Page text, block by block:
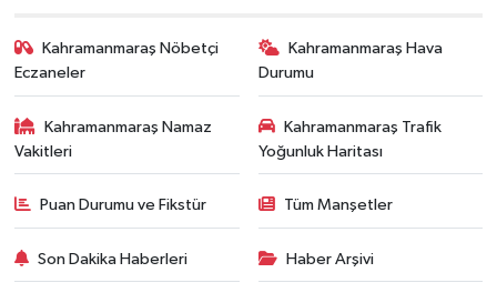
Kahramanmaraş Nöbetçi
Eczaneler
Kahramanmaraş Hava
Durumu
Kahramanmaraş Namaz
Vakitleri
Kahramanmaraş Trafik
Yoğunluk Haritası
Puan Durumu ve Fikstür Tüm Manşetler
Son Dakika Haberleri Haber Arşivi